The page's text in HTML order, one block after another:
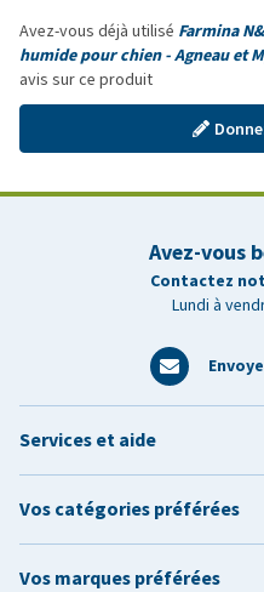
Avez-vous déjà utilisé Farmina
humide pour chien - Agneau et
avis sur ce produit
Avez-vous
Contactez
Lundi à
Services et aide
Vos catégories préférées
Vos marques préférées